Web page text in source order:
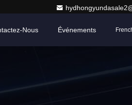
Nous Événements